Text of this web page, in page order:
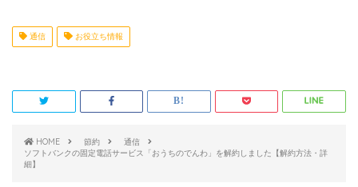
通信 お役立ち情報
HOME 節約
通信
ソフトバンクの固定電話サービス「おうちのでんわ」を解約しました【解約方法・詳
細】